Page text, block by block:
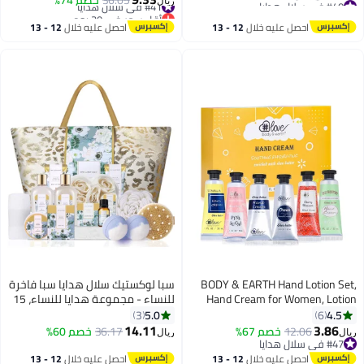
سعة 40 أونصة للأم، الزوجة، أفضل
صديقة، الأخت، الحبيبة
أقل سعر في 7 يوم
بتخلّص بسرعة
#40 في سلال هدايا
احصل عليه خلال 12 - 13
اغسطس
علاج سبا مريحة للنساء، صداقة
مفضلة، هدايا لصديقات
أقل سعر في 30 يوم
#41 في سلال هدايا احصل عليه خلال 12 - 13
اغسطس
BODY & EARTH Hand Lotion Set,
Hand Cream for Women, Lotion
Gift Set, Pack of 6 Hand Cream Gift
Sets, Holiday Gift for Mother's Day
4.5
6
ريال3.86
12.06خصم 67%
#47 في سلال هدايا
#47 في سلال هدايا احصل عليه خلال 12 - 13
سبا لوكستيك سلال هدايا سبا فاخرة
للنساء - مجموعة هدايا للنساء، 15
قطعة من مجموعة سبا فاخرة
للاسترخاء مع قنابل استحمام، هدايا
عيد ميلاد للجسم ومجموعة
استحمام
5.0
3
ريال14.11
36.17خصم 60%
احصل عليه خلال 12 - 13